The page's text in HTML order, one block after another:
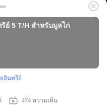
ย์ 5 T/H สำหรับมูลไก่
อินทรีย์
474 ความเห็น